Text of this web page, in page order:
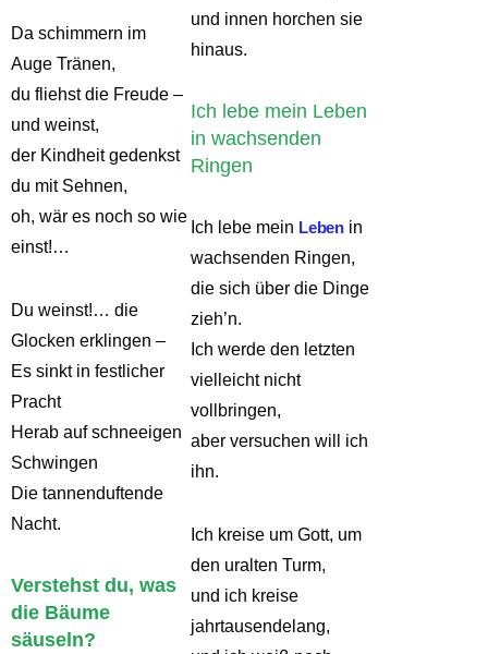
Da schimmern im
Auge Tränen,
du fliehst die Freude –
und weinst,
der Kindheit gedenkst
du mit Sehnen,
oh, wär es noch so wie
einst!…
Du weinst!… die
Glocken erklingen –
Es sinkt in festlicher
Pracht
Herab auf schneeigen
Schwingen
Die tannenduftende
Nacht.
Verstehst du, was
die Bäume
säuseln?
und innen horchen sie
hinaus.
Ich lebe mein Leben
in wachsenden
Ringen
Ich lebe mein Leben in
wachsenden Ringen,
die sich über die Dinge
zieh’n.
Ich werde den letzten
vielleicht nicht
vollbringen,
aber versuchen will ich
ihn.
Ich kreise um Gott, um
den uralten Turm,
und ich kreise
jahrtausendelang,